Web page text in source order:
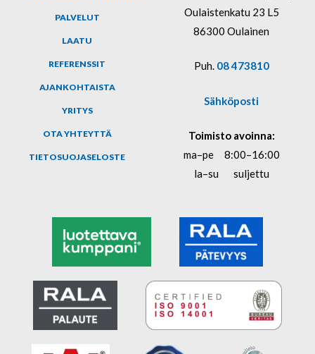
PALVELUT
LAATU
REFERENSSIT
AJANKOHTAISTA
YRITYS
OTA YHTEYTTÄ
TIETOSUOJASELOSTE
Oulaistenkatu 23 L5
86300 Oulainen
Puh. 08 473810
Sähköposti
Toimisto avoinna:
ma–pe
8:00–16:00
la–su
suljettu